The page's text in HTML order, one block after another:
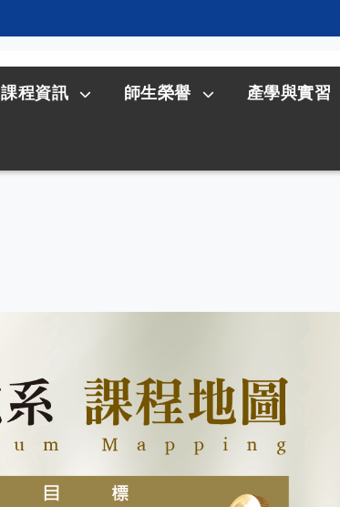
課程資訊 師生榮譽 產學與實習